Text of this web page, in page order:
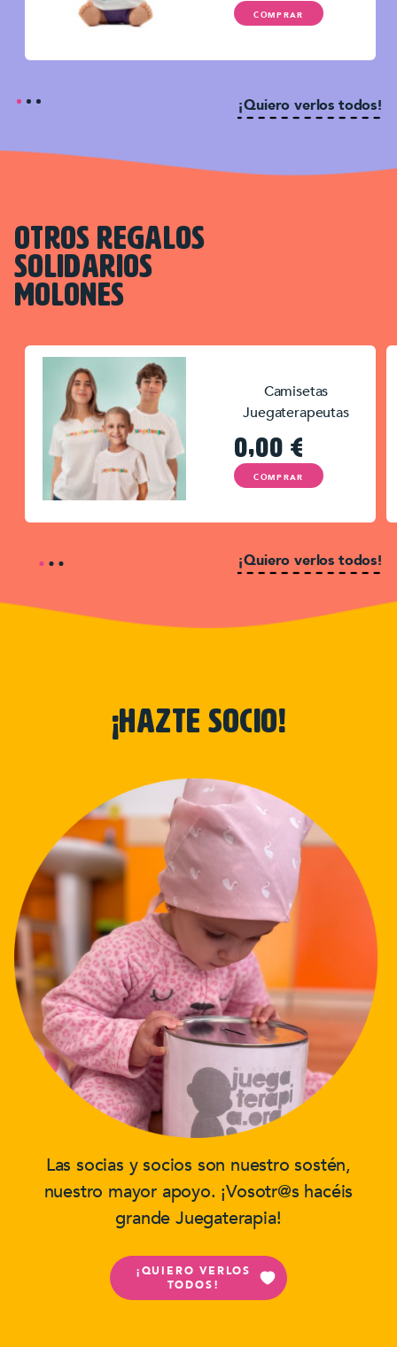
COMPRAR
¡Quiero verlos todos!
OTROS REGALOS
SOLIDARIOS
MOLONES
Camisetas
Juegaterapeutas
0,00 €
COMPRAR
¡Quiero verlos todos!
¡hazte socio!
Las socias y socios son nuestro sostén,
nuestro mayor apoyo. ¡Vosotr@s hacéis
grande Juegaterapia!
¡QUIERO VERLOS
TODOS!